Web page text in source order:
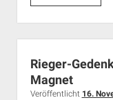
Web-
der
Rieger-
Magnet
Veröffentlicht 16.